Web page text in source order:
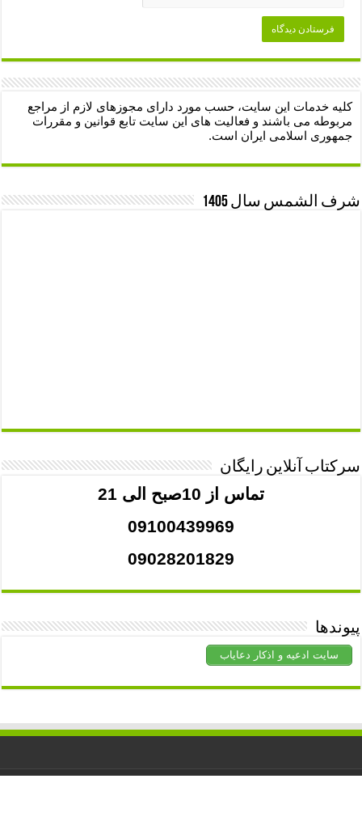
کلیه خدمات این سایت، حسب مورد دارای مجوزهای لازم از مراجع
مربوطه می باشند و فعالیت های این سایت تابع قوانین و مقررات
جمهوری اسلامی ایران است.
شرف الشمس سال 1405
سرکتاب آنلاین رایگان
تماس از 10صبح الی 21
09100439969
09028201829
پیوندها
سایت ادعیه و اذکار دعایاب